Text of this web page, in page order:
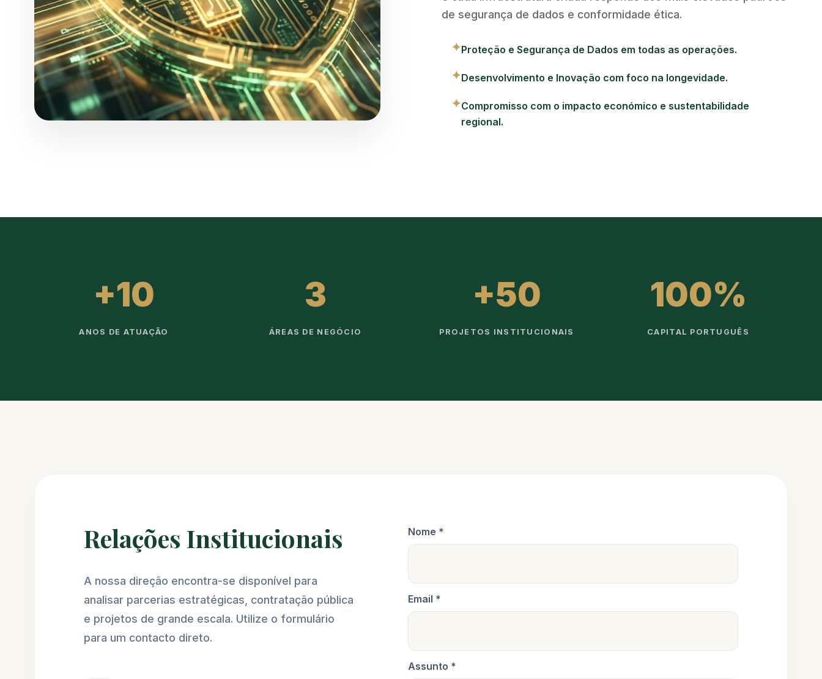
de segurança de dados e conformidade ética.
✦Proteção e Segurança de Dados em todas as operações.
✦Desenvolvimento e Inovação com foco na longevidade.
✦Compromisso com o impacto económico e sustentabilidade
regional.
+10
ANOS DE ATUAÇÃO
3
ÁREAS DE NEGÓCIO
+50
PROJETOS INSTITUCIONAIS
100%
CAPITAL PORTUGUÊS
Relações Institucionais
A nossa direção encontra-se disponível para
analisar parcerias estratégicas, contratação pública
e projetos de grande escala. Utilize o formulário
para um contacto direto.
Nome *
Email *
Assunto *